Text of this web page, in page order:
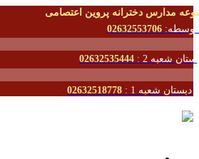
مدارس دخترانه پروین اعتصامی
02632553706
شعبه 2 : 02632535444
دبستان شعبه 1 : 02632518778